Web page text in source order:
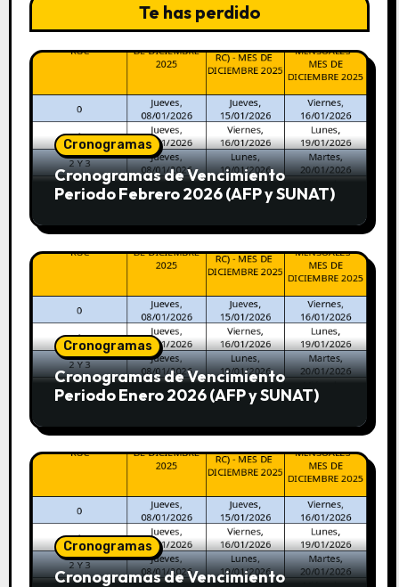
Te has perdido
Cronogramas
Cronogramas de Vencimiento
Periodo Febrero 2026 (AFP y SUNAT)
Cronogramas
Cronogramas de Vencimiento
Periodo Enero 2026 (AFP y SUNAT)
Cronogramas
Cronogramas de Vencimiento